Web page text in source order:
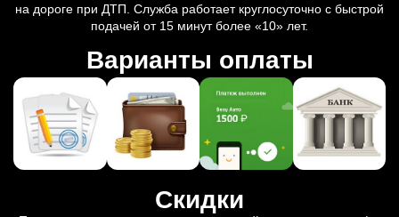
на дороге при ДТП. Служба работает круглосуточно с быстрой
подачей от 15 минут более «10» лет.
Варианты оплаты
Скидки